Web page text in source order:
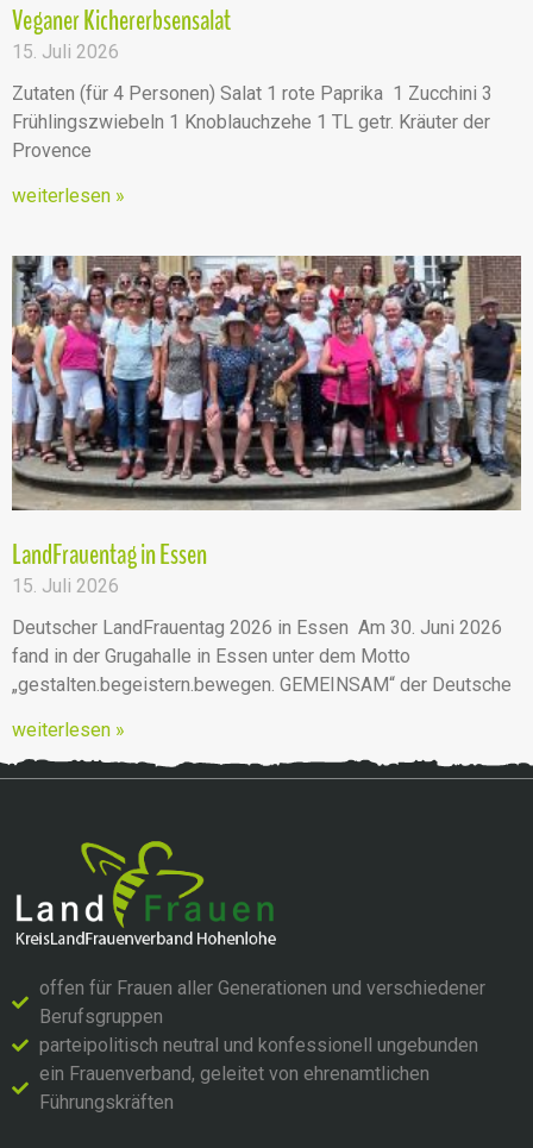
Veganer Kichererbsensalat
15. Juli 2026
Zutaten (für 4 Personen) Salat 1 rote Paprika 1 Zucchini 3
Frühlingszwiebeln 1 Knoblauchzehe 1 TL getr. Kräuter der
Provence
weiterlesen »
LandFrauentag in Essen
15. Juli 2026
Deutscher LandFrauentag 2026 in Essen Am 30. Juni 2026
fand in der Grugahalle in Essen unter dem Motto
„gestalten.begeistern.bewegen. GEMEINSAM“ der Deutsche
weiterlesen »
offen für Frauen aller Generationen und verschiedener
Berufsgruppen
parteipolitisch neutral und konfessionell ungebunden
ein Frauenverband, geleitet von ehrenamtlichen
Führungskräften